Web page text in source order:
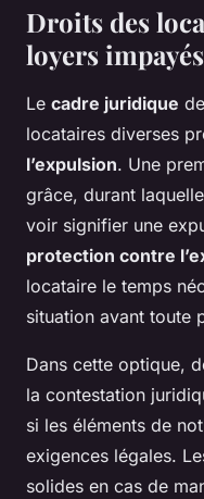
Droits des
loyers impayés
Le cadre juridique
locataires diverses
l’expulsion. Une
grâce, durant
voir signifier une
protection contre
locataire le temps
situation avant toute
Dans cette optique,
la contestation
si les éléments de
exigences légales.
solides en cas de